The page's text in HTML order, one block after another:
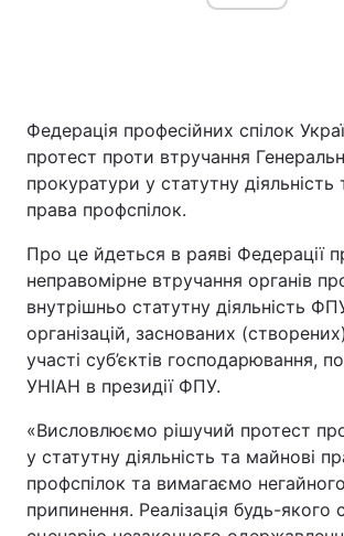
Федерація професійних спілок
протест проти втручання
прокуратури у статутну діяльність
права профспілок.
Про це йдеться в pаяві Федерації
неправомірне втручання органів
внутрішньо статутну діяльність
організацій, заснованих
участі суб’єктів господарювання,
УНІАН в президії ФПУ.
«Висловлюємо рішучий протест
у статутну діяльність та майнові
профспілок та вимагаємо
припинення. Реалізація будь-якого